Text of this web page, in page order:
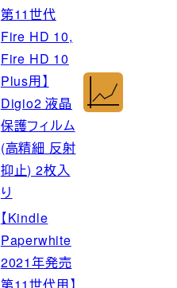
第11世代
Fire HD 10,
Fire HD 10
Plus用】
Digio2 液晶
保護フィルム
(高精細 反射
抑止) 2枚入
り
【Kindle
Paperwhite
2021年発売